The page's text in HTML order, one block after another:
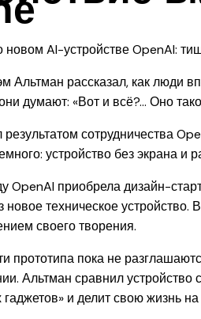
Альтман рассказал, как люди
думают: «Вот и всё?… Оно
результатом сотрудничества
устройство без экрана и
OpenAI приобрела дизайн-
новое техническое
своего творения.
прототипа пока не
Альтман сравнил
гаджетов» и делит свою жизнь